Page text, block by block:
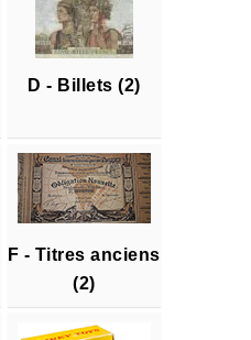
D - Billets (2)
F - Titres anciens
(2)